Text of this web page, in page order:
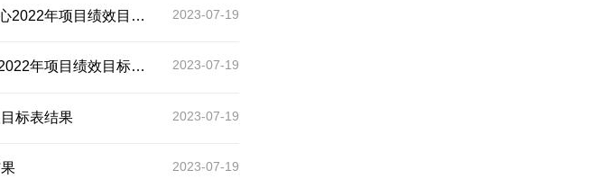
2023-07-19
项目绩效目标表结果
2023-07-19
项目绩效目标表结果
2023-07-19
标表结果
2023-07-19